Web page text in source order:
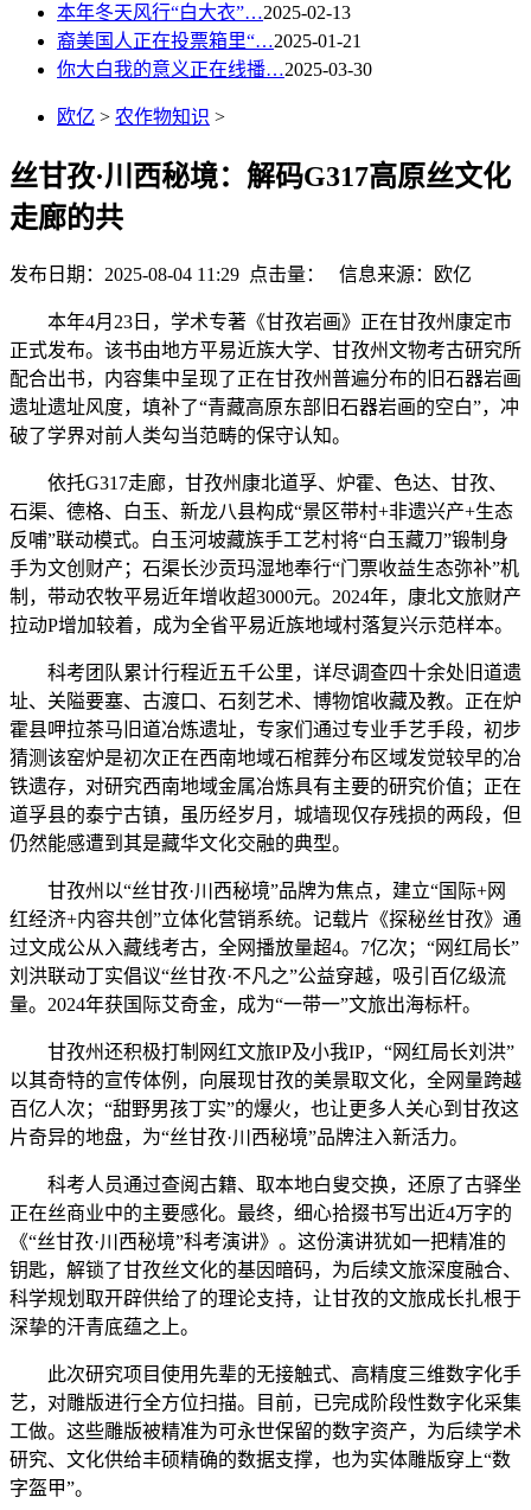
本年冬天风行“白大衣”…2025-02-13
裔美国人正在投票箱里“…2025-01-21
你大白我的意义正在线播…2025-03-30
欧亿 > 农作物知识 >
丝甘孜·川西秘境：解码G317高原丝文化
走廊的共
发布日期：2025-08-04 11:29 点击量： 信息来源：欧亿
本年4月23日，学术专著《甘孜岩画》正在甘孜州康定市
正式发布。该书由地方平易近族大学、甘孜州文物考古研究所
配合出书，内容集中呈现了正在甘孜州普遍分布的旧石器岩画
遗址遗址风度，填补了“青藏高原东部旧石器岩画的空白”，冲
破了学界对前人类勾当范畴的保守认知。
依托G317走廊，甘孜州康北道孚、炉霍、色达、甘孜、
石渠、德格、白玉、新龙八县构成“景区带村+非遗兴产+生态
反哺”联动模式。白玉河坡藏族手工艺村将“白玉藏刀”锻制身
手为文创财产；石渠长沙贡玛湿地奉行“门票收益生态弥补”机
制，带动农牧平易近年增收超3000元。2024年，康北文旅财产
拉动P增加较着，成为全省平易近族地域村落复兴示范样本。
科考团队累计行程近五千公里，详尽调查四十余处旧道遗
址、关隘要塞、古渡口、石刻艺术、博物馆收藏及教。正在炉
霍县呷拉茶马旧道冶炼遗址，专家们通过专业手艺手段，初步
猜测该窑炉是初次正在西南地域石棺葬分布区域发觉较早的冶
铁遗存，对研究西南地域金属冶炼具有主要的研究价值；正在
道孚县的泰宁古镇，虽历经岁月，城墙现仅存残损的两段，但
仍然能感遭到其是藏华文化交融的典型。
甘孜州以“丝甘孜·川西秘境”品牌为焦点，建立“国际+网
红经济+内容共创”立体化营销系统。记载片《探秘丝甘孜》通
过文成公从入藏线考古，全网播放量超4。7亿次；“网红局长”
刘洪联动丁实倡议“丝甘孜·不凡之”公益穿越，吸引百亿级流
量。2024年获国际艾奇金，成为“一带一”文旅出海标杆。
甘孜州还积极打制网红文旅IP及小我IP，“网红局长刘洪”
以其奇特的宣传体例，向展现甘孜的美景取文化，全网量跨越
百亿人次；“甜野男孩丁实”的爆火，也让更多人关心到甘孜这
片奇异的地盘，为“丝甘孜·川西秘境”品牌注入新活力。
科考人员通过查阅古籍、取本地白叟交换，还原了古驿坐
正在丝商业中的主要感化。最终，细心拾掇书写出近4万字的
《“丝甘孜·川西秘境”科考演讲》。这份演讲犹如一把精准的
钥匙，解锁了甘孜丝文化的基因暗码，为后续文旅深度融合、
科学规划取开辟供给了的理论支持，让甘孜的文旅成长扎根于
深挚的汗青底蕴之上。
此次研究项目使用先辈的无接触式、高精度三维数字化手
艺，对雕版进行全方位扫描。目前，已完成阶段性数字化采集
工做。这些雕版被精准为可永世保留的数字资产，为后续学术
研究、文化供给丰硕精确的数据支撑，也为实体雕版穿上“数
字盔甲”。